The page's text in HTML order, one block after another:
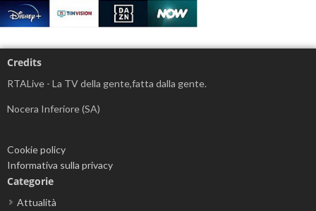
Credits
RTALive - La TV della gente,fatta dalla gente.
Nocera Inferiore (SA)
Cookie policy
Informativa sulla privacy
Categorie
Attualità